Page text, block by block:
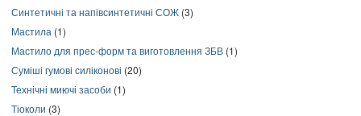
Синтетичні та напівсинтетичні СОЖ (3)
Мастила (1)
Мастило для прес-форм та виготовлення ЗБВ (1)
Суміші гумові силіконові (20)
Технічні миючі засоби (1)
Тіоколи (3)